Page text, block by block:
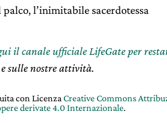
l’inimitabile sacerdotessa
il canale ufficiale LifeGate per
sulle nostre attività.
con Licenza Creative Commons
derivate 4.0 Internazionale.